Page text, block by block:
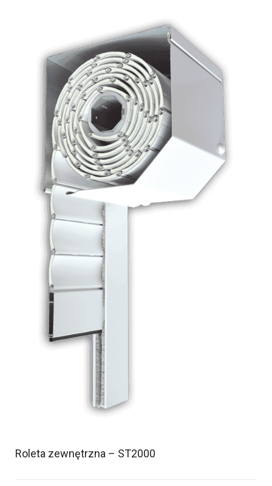
Roleta zewnętrzna – ST2000